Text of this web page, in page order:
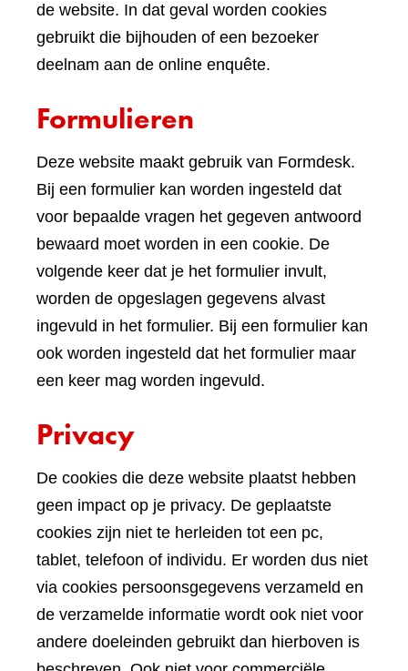
de website. In dat geval worden cookies
gebruikt die bijhouden of een bezoeker
deelnam aan de online enquête.
Formulieren
Deze website maakt gebruik van Formdesk.
Bij een formulier kan worden ingesteld dat
voor bepaalde vragen het gegeven antwoord
bewaard moet worden in een cookie. De
volgende keer dat je het formulier invult,
worden de opgeslagen gegevens alvast
ingevuld in het formulier. Bij een formulier kan
ook worden ingesteld dat het formulier maar
een keer mag worden ingevuld.
Privacy
De cookies die deze website plaatst hebben
geen impact op je privacy. De geplaatste
cookies zijn niet te herleiden tot een pc,
tablet, telefoon of individu. Er worden dus niet
via cookies persoonsgegevens verzameld en
de verzamelde informatie wordt ook niet voor
andere doeleinden gebruikt dan hierboven is